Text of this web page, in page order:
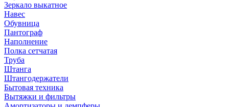
Зеркало выкатное
Навес
Обувница
Пантограф
Наполнение
Полка сетчатая
Труба
Штанга
Штангодержатели
Бытовая техника
Вытяжки и фильтры